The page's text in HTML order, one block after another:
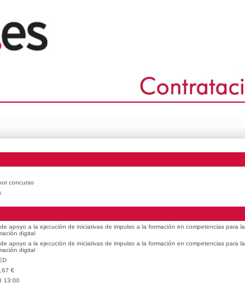
concurso
apoyo a la ejecución de iniciativas de impulso a la formación en competencias para la
digital
apoyo a la ejecución de iniciativas de impulso a la formación en competencias para la
digital
€
13:00